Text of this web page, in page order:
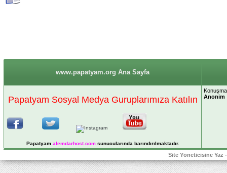
www.papatyam.org Ana Sayfa
Papatyam Sosyal Medya Guruplarımıza Katılın
Papatyam alemdarhost.comsunucularında barındırılmaktadır.
Anonim
Site Yöneticisine Yaz